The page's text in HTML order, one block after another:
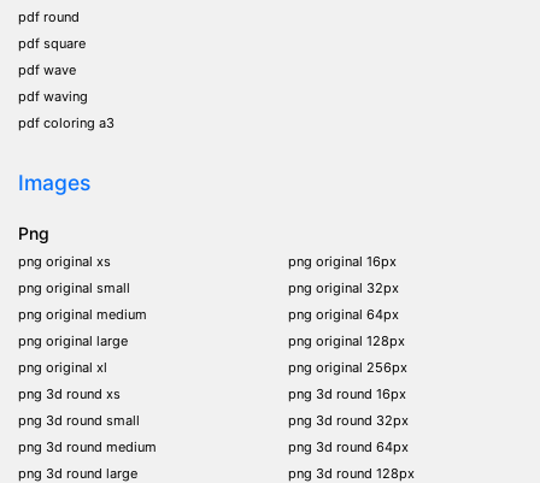
pdf round
pdf square
pdf wave
pdf waving
pdf coloring a3
Images
Png
png original xs
png original small
png original medium
png original large
png original xl
png 3d round xs
png 3d round small
png 3d round medium
png 3d round large
png original 16px
png original 32px
png original 64px
png original 128px
png original 256px
png 3d round 16px
png 3d round 32px
png 3d round 64px
png 3d round 128px